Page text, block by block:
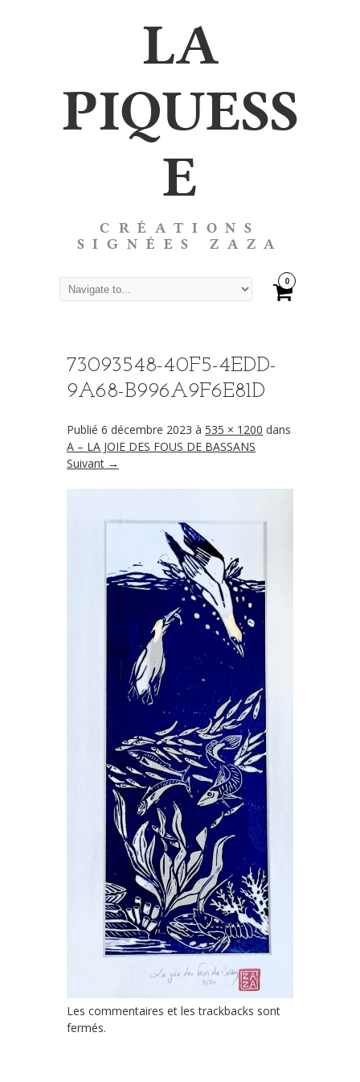
LA
PIQUESS
E
CRÉATIONS
SIGNÉES ZAZA
0
73093548-40F5-4EDD-
9A68-B996A9F6E81D
Publié 6 décembre 2023 à 535 × 1200 dans
A – LA JOIE DES FOUS DE BASSANS
Suivant →
Les commentaires et les trackbacks sont
fermés.